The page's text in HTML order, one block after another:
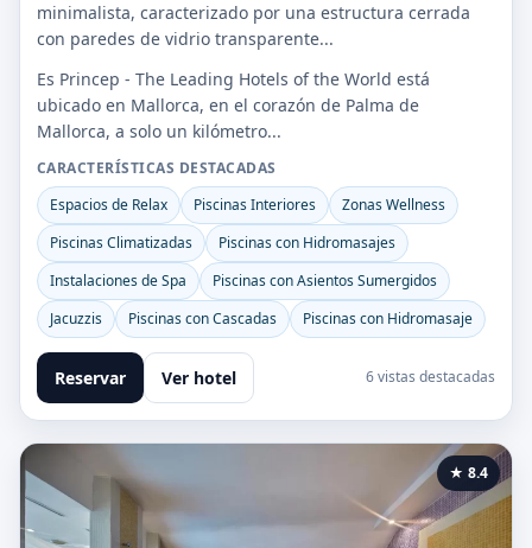
minimalista, caracterizado por una estructura cerrada
con paredes de vidrio transparente...
Es Princep - The Leading Hotels of the World está
ubicado en Mallorca, en el corazón de Palma de
Mallorca, a solo un kilómetro...
CARACTERÍSTICAS DESTACADAS
Espacios de Relax
Piscinas Interiores
Zonas Wellness
Piscinas Climatizadas
Piscinas con Hidromasajes
Instalaciones de Spa
Piscinas con Asientos Sumergidos
Jacuzzis
Piscinas con Cascadas Piscinas con Hidromasaje
Reservar Ver hotel 6 vistas destacadas
★ 8.4